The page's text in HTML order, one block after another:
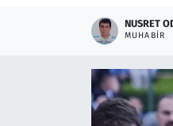
NUSRET
MUHABIR
Teknoloji ve Bilim
Televizyon